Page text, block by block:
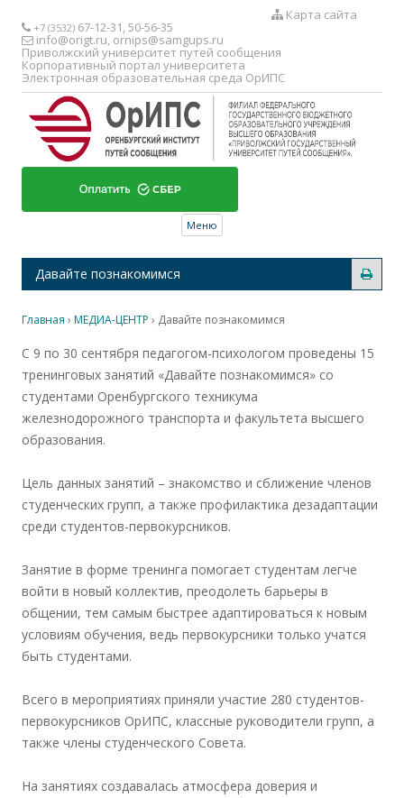
Карта сайта
+7 (3532) 67-12-31, 50-56-35
info@origt.ru, ornips@samgups.ru
Приволжский университет путей сообщения
Корпоративный портал университета
Электронная образовательная среда ОрИПС
Меню
Давайте познакомимся
Главная › МЕДИА-ЦЕНТР › Давайте познакомимся
С 9 по 30 сентября педагогом-психологом проведены 15
тренинговых занятий «Давайте познакомимся» со
студентами Оренбургского техникума
железнодорожного транспорта и факультета высшего
образования.
Цель данных занятий – знакомство и сближение членов
студенческих групп, а также профилактика дезадаптации
среди студентов-первокурсников.
Занятие в форме тренинга помогает студентам легче
войти в новый коллектив, преодолеть барьеры в
общении, тем самым быстрее адаптироваться к новым
условиям обучения, ведь первокурсники только учатся
быть студентами.
Всего в мероприятиях приняли участие 280 студентов-
первокурсников ОрИПС, классные руководители групп, а
также члены студенческого Совета.
На занятиях создавалась атмосфера доверия и